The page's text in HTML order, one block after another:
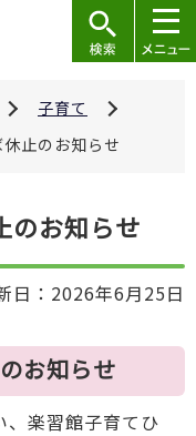
子育て
止のお知らせ
のお知らせ
日：2026年6月25日
お知らせ
楽習館子育てひ